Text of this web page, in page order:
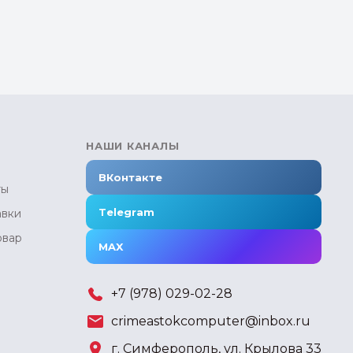
НАШИ КАНАЛЫ
ВКонтакте
Telegram
MAX
+7 (978) 029-02-28
crimeastokcomputer@inbox.ru
г. Симферополь, ул. Крылова 33